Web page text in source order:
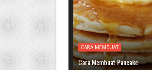
CARA MEMBUAT
Cara Membuat Pancake